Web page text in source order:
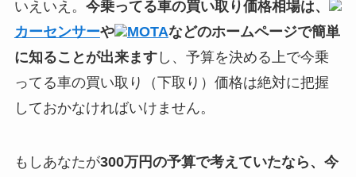
いえいえ。 今乗ってる車の買い取り価格相場は、
カーセンサーや MOTAなどのホームページで簡単
に知ることが出来ますし、予算を決める上で今乗
ってる車の買い取り（下取り）価格は絶対に把握
しておかなければいけません。
もしあなたが300万円の予算で考えていたなら、今